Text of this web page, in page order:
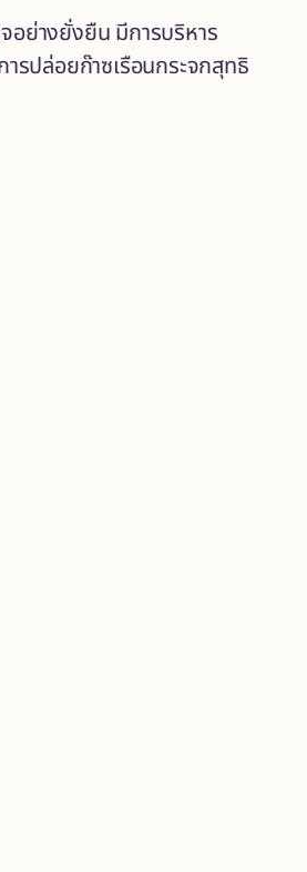
ย่างยั่งยืน มีการบริหาร
รปล่อยก๊าซเรือนกระจกสุทธิ